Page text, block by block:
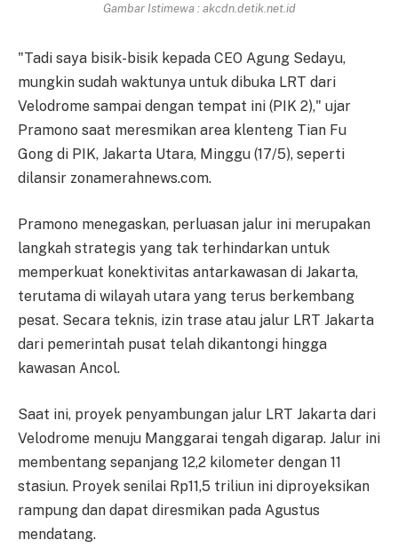
Gambar Istimewa : akcdn.detik.net.id
"Tadi saya bisik-bisik kepada CEO Agung Sedayu,
mungkin sudah waktunya untuk dibuka LRT dari
Velodrome sampai dengan tempat ini (PIK 2)," ujar
Pramono saat meresmikan area klenteng Tian Fu
Gong di PIK, Jakarta Utara, Minggu (17/5), seperti
dilansir zonamerahnews.com.
Pramono menegaskan, perluasan jalur ini merupakan
langkah strategis yang tak terhindarkan untuk
memperkuat konektivitas antarkawasan di Jakarta,
terutama di wilayah utara yang terus berkembang
pesat. Secara teknis, izin trase atau jalur LRT Jakarta
dari pemerintah pusat telah dikantongi hingga
kawasan Ancol.
Saat ini, proyek penyambungan jalur LRT Jakarta dari
Velodrome menuju Manggarai tengah digarap. Jalur ini
membentang sepanjang 12,2 kilometer dengan 11
stasiun. Proyek senilai Rp11,5 triliun ini diproyeksikan
rampung dan dapat diresmikan pada Agustus
mendatang.